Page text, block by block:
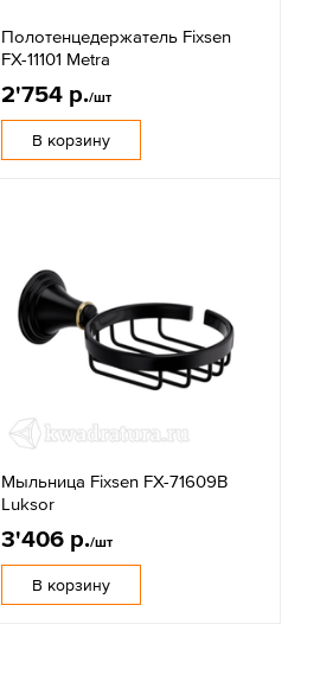
Полотенцедержатель Fixsen
FX-11101 Metra
2'754 р./шт
В корзину
Мыльница Fixsen FX-71609B
Luksor
3'406 р./шт
В корзину